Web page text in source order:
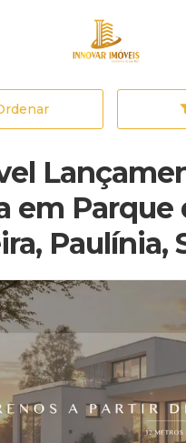
Página inicial
em Parque
Paulínia,